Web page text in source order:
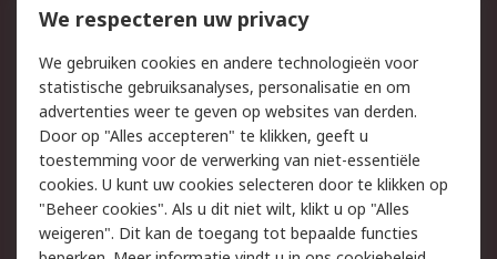
Bestellen
Inkoopoplossingen
Track & Trace
Wettelijk
Cookiebeleid
Email veiligheid
Privacybeleid
Websitevoorwaarden
Algemene
We respecteren uw privacy
We gebruiken cookies en andere technologieën voor
statistische gebruiksanalyses, personalisatie en om
advertenties weer te geven op websites van derden.
Door op "Alles accepteren" te klikken, geeft u
toestemming voor de verwerking van niet-essentiële
cookies. U kunt uw cookies selecteren door te klikken op
"Beheer cookies". Als u dit niet wilt, klikt u op "Alles
weigeren". Dit kan de toegang tot bepaalde functies